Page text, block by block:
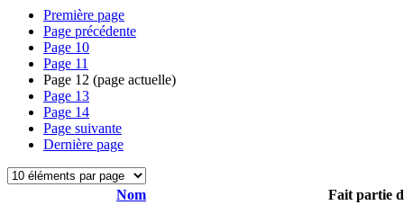
Première page
Page précédente
Page 10
Page 11
Page 12 (page actuelle)
Page 13
Page 14
Page suivante
Dernière page
Nom
Fait partie